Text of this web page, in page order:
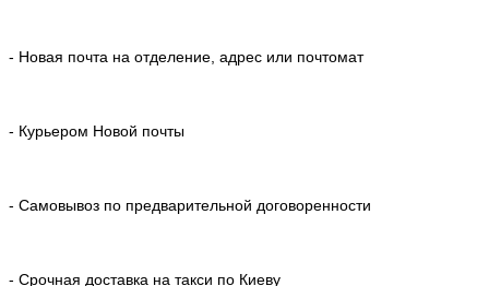
- Новая почта на отделение, адрес или почтомат
- Курьером Новой почты
- Самовывоз по предварительной договоренности
- Срочная доставка на такси по Киеву